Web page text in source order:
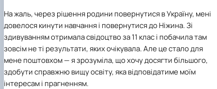
На жаль, через рішення родини повернутися в Україну, мені
довелося кинути навчання і повернутися до Ніжина. Зі
здивуванням отримала свідоцтво за 11 клас і побачила там
зовсім не ті результати, яких очікувала. Але це стало для
мене поштовхом — я зрозуміла, що хочу досягти більшого,
здобути справжню вищу освіту, яка відповідатиме моїм
інтересам і прагненням.